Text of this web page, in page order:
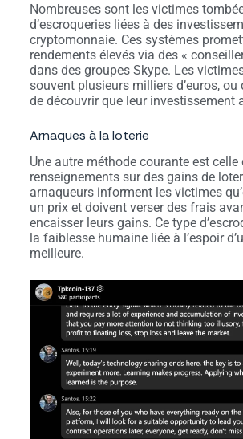
Nombreuses sont les victimes
d’escroqueries liées à des
cryptomonnaie. Ces systèmes
rendements élevés via des «
dans des groupes Skype. Les
souvent plusieurs milliers d’euros,
de découvrir que leur investissement
Arnaques à la loterie
Une autre méthode courante est celle
renseignements sur des gains de
arnaqueurs informent les victimes
un prix et doivent verser des frais
encaisser leurs gains. Ce type
la faiblesse humaine liée à l’espoir
meilleure.